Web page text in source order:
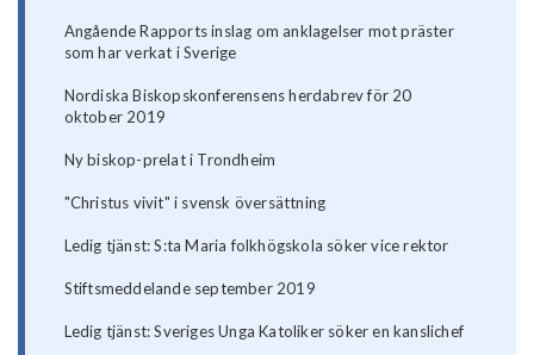
Angående Rapports inslag om anklagelser mot präster
som har verkat i Sverige
Nordiska Biskopskonferensens herdabrev för 20
oktober 2019
Ny biskop-prelat i Trondheim
"Christus vivit" i svensk översättning
Ledig tjänst: S:ta Maria folkhögskola söker vice rektor
Stiftsmeddelande september 2019
Ledig tjänst: Sveriges Unga Katoliker söker en kanslichef